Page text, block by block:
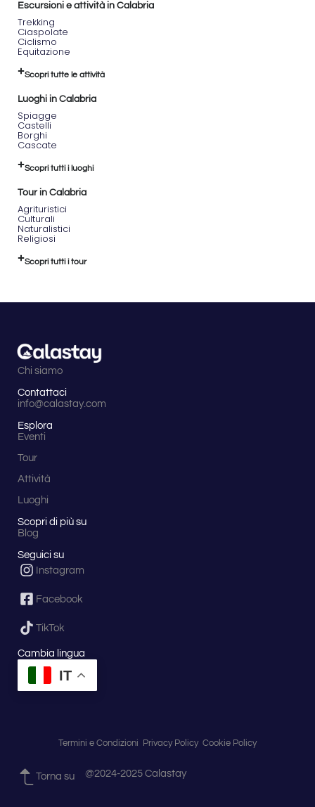
Escursioni e attività in Calabria
Trekking
Ciaspolate
Ciclismo
Equitazione
Scopri tutte le attività
Luoghi in Calabria
Spiagge
Castelli
Borghi
Cascate
Scopri tutti i luoghi
Tour in Calabria
Agrituristici
Culturali
Naturalistici
Religiosi
Scopri tutti i tour
Chi siamo
Contattaci
info@calastay.com
Esplora
Eventi
Tour
Attività
Luoghi
Scopri di più su
Blog
Seguici su
Instagram
Facebook
TikTok
Cambia lingua
IT
Termini e Condizioni Privacy Policy Cookie Policy
Torna su @2024-2025 Calastay